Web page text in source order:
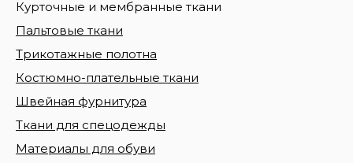
Курточные и мембранные ткани
Пальтовые ткани
Трикотажные полотна
Костюмно-плательные ткани
Швейная фурнитура
Ткани для спецодежды
Материалы для обуви